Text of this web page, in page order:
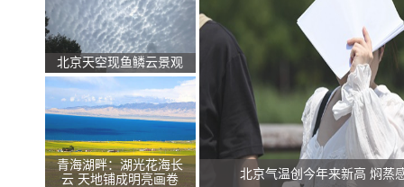
北京天空现鱼鳞云景观
青海湖畔：湖光花海长
云 天地铺成明亮画卷
北京气温创今年来新高 焖蒸